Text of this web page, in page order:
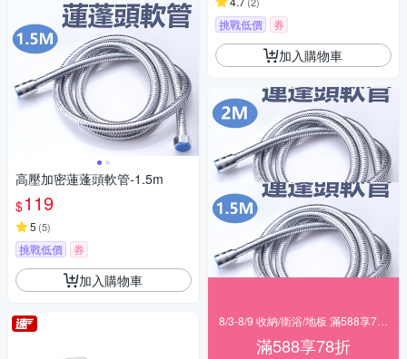
高壓加密蓮蓬頭軟管-1.5m
$119
5 (5)
挑戰低價 券
加入購物車
挑戰低價 券
加入購物車
滿588享78折